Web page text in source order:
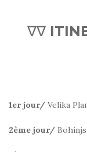
∇∇
1er jour/ Velika
2ème jour/